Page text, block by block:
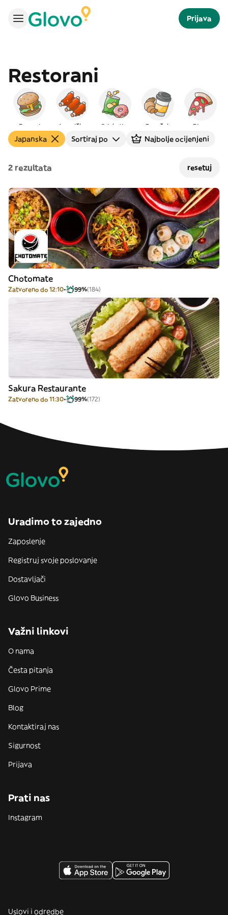
Prijava
Restorani
Burgeri Američka Grickalice Doručak Pizza
Japanska Sortiraj po Najbolje ocijenjeni
2 rezultata resetuj
Chotomate
Zatvoreno do 12:10 99%(184)
Sakura Restaurante
Zatvoreno do 11:30 99%(172)
Uradimo to zajedno
Zaposlenje
Registruj svoje poslovanje
Dostavljači
Glovo Business
Važni linkovi
O nama
Česta pitanja
Glovo Prime
Blog
Kontaktiraj nas
Sigurnost
Prijava
Prati nas
Instagram
Uslovi i odredbe